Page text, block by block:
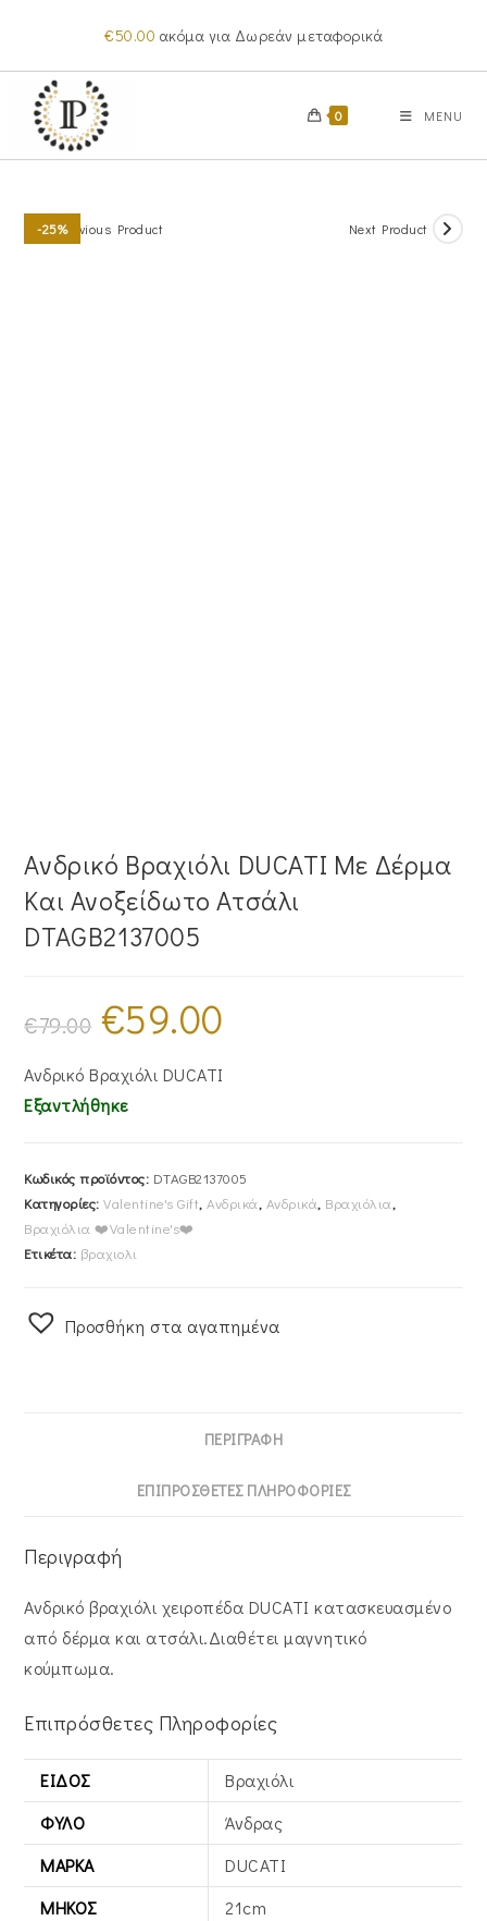
content
€50.00 ακόμα για Δωρεάν μεταφορικά
0 MENU
-25%Previous Product Next Product
Ανδρικό Βραχιόλι DUCATI Με Δέρμα
Και Ανοξείδωτο Ατσάλι
DTAGB2137005
€79.00
Original
price
was:
€59.00
Ανδρικό Βραχιόλι DUCATI
Εξαντλήθηκε
Κωδικός προϊόντος: DTAGB2137005
Κατηγορίες:Valentine's Gift, Ανδρικά, Ανδρικά, Βραχιόλια,
Βραχιόλια ❤️Valentine's❤️
Ετικέτα: βραχιολι
Προσθήκη στα αγαπημένα
ΠΕΡΙΓΡΑΦΉ
ΕΠΙΠΡΌΣΘΕΤΕΣ ΠΛΗΡΟΦΟΡΊΕΣ
Περιγραφή
Ανδρικό βραχιόλι χειροπέδα DUCATI κατασκευασμένο
από δέρμα και ατσάλι.Διαθέτει μαγνητικό
κούμπωμα.
Επιπρόσθετες Πληροφορίες
ΕΊΔΟΣ
Βραχιόλι
ΦΎΛΟ
Άνδρας
ΜΆΡΚΑ
DUCATI
ΜΉΚΟΣ
21cm